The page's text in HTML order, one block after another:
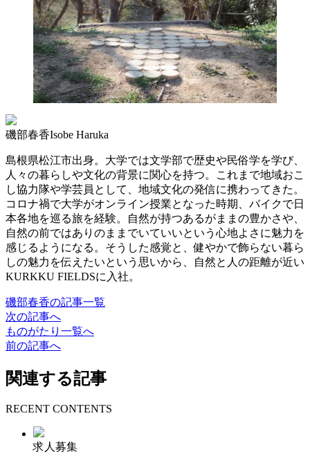
磯部春香Isobe Haruka
島根県松江市出身。大学では文学部で歴史や民俗学を学び、
人々の暮らしや文化の背景に関心を持つ。これまで地域おこ
し協力隊や学芸員として、地域文化の発信に携わってきた。
コロナ禍で大学がオンライン授業となった時期、バイクで日
本各地を巡る旅を経験。自然が持つあるがままの豊かさや、
自然の前ではありのままでいていいという心地よさに魅力を
感じるようになる。そうした感覚と、健やかで飾らない暮ら
しの魅力を伝えたいという思いから、自然と人の距離が近い
KURKKU FIELDSに入社。
磯部春香の記事一覧
次の記事へ
ものがたり一覧へ
前の記事へ
関連する記事
RECENT CONTENTS
求人募集